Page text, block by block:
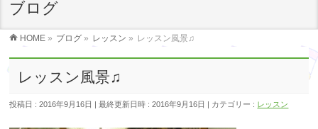
ブログ
HOME » ブログ » レッスン » レッスン風景♫
レッスン風景♫
投稿日 : 2016年9月16日 最終更新日時 : 2016年9月16日 カテゴリー : レッスン